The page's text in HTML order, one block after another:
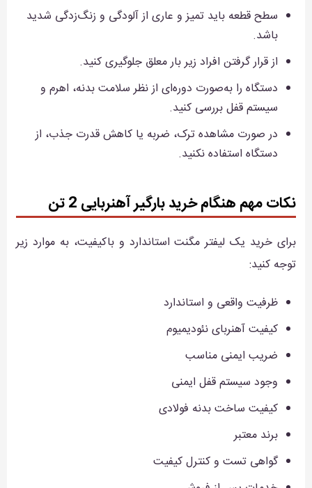
سطح قطعه باید تمیز و عاری از آلودگی و زنگ‌زدگی شدید
باشد.
از قرار گرفتن افراد زیر بار معلق جلوگیری کنید.
دستگاه را به‌صورت دوره‌ای از نظر سلامت بدنه، اهرم و
سیستم قفل بررسی کنید.
در صورت مشاهده ترک، ضربه یا کاهش قدرت جذب، از
دستگاه استفاده نکنید.
نکات مهم هنگام خرید بارگیر آهنربایی 2 تن
برای خرید یک لیفتر مگنت استاندارد و باکیفیت، به موارد زیر
توجه کنید:
ظرفیت واقعی و استاندارد
کیفیت آهنربای نئودیمیوم
ضریب ایمنی مناسب
وجود سیستم قفل ایمنی
کیفیت ساخت بدنه فولادی
برند معتبر
گواهی تست و کنترل کیفیت